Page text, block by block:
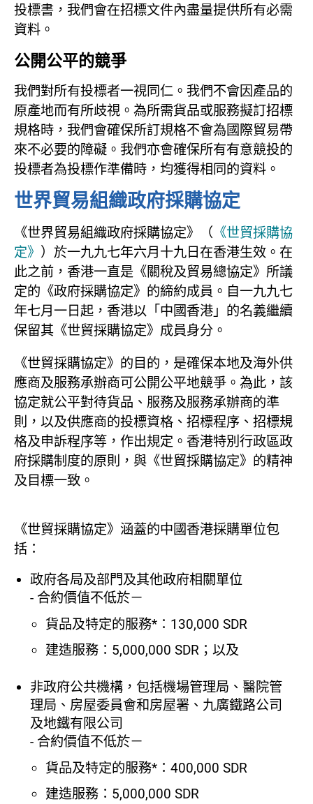
投標書，我們會在招標文件內盡量提供所有必需
資料。
公開公平的競爭
我們對所有投標者一視同仁。我們不會因產品的
原產地而有所歧視。為所需貨品或服務擬訂招標
規格時，我們會確保所訂規格不會為國際貿易帶
來不必要的障礙。我們亦會確保所有有意競投的
投標者為投標作準備時，均獲得相同的資料。
世界貿易組織政府採購協定
《世界貿易組織政府採購協定》（ 《世貿採購協
定》 ）於一九九七年六月十九日在香港生效。在
此之前，香港一直是《關稅及貿易總協定》所議
定的《政府採購協定》的締約成員。自一九九七
年七月一日起，香港以「中國香港」的名義繼續
保留其《世貿採購協定》成員身分。
《世貿採購協定》的目的，是確保本地及海外供
應商及服務承辦商可公開公平地競爭。為此，該
協定就公平對待貨品、服務及服務承辦商的準
則，以及供應商的投標資格、招標程序、招標規
格及申訴程序等，作出規定。香港特別行政區政
府採購制度的原則，與《世貿採購協定》的精神
及目標一致。
《世貿採購協定》涵蓋的中國香港採購單位包
括：
政府各局及部門及其他政府相關單位
- 合約價值不低於－
貨品及特定的服務*：130,000 SDR
建造服務：5,000,000 SDR；以及
非政府公共機構，包括機場管理局、醫院管
理局、房屋委員會和房屋署、九廣鐵路公司
及地鐵有限公司
- 合約價值不低於－
貨品及特定的服務*：400,000 SDR
建造服務：5,000,000 SDR